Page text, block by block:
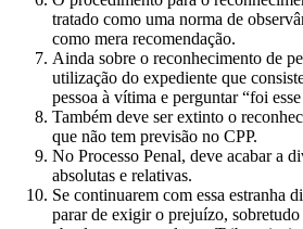
tratado como uma norma de
como mera recomendação.
Ainda sobre o reconhecimento de
utilização do expediente que
pessoa à vítima e perguntar “foi
Também deve ser extinto o
que não tem previsão no CPP.
No Processo Penal, deve acabar a
absolutas e relativas.
Se continuarem com essa estranha
parar de exigir o prejuízo, sobretudo